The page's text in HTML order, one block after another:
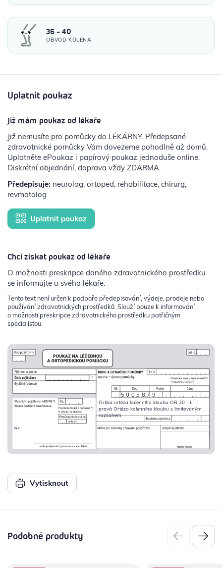
36 - 40
OBVOD KOLENA
Uplatnit poukaz
Již mám poukaz od lékaře
Již nemusíte pro pomůcky do LÉKÁRNY. Předepsané
zdravotnické pomůcky Vám dovezeme pohodlně až domů.
Uplatněte ePoukaz i papírový poukaz jednoduše online.
Diskrétní objednání, doprava vždy ZDARMA.
Předepisuje: neurolog, ortoped, rehabilitace, chirurg,
revmatolog
Uplatnit poukaz
Chci získat poukaz od lékaře
O možnosti preskripce daného zdravotnického prostředku
se informujte u svého lékaře.
Tento text není určen k podpoře předepisování, výdeje, prodeje nebo
používání zdravotnických prostředků. Slouží pouze k informování
o možnosti preskripce zdravotnického prostředku patřičným
specialistou.
5005879
Ortika ortéza kolenního kloubu OR 30 - L
pravá Ortéza kolenního kloubu s limitovaným
rozsahem
Vytisknout
Podobné produkty